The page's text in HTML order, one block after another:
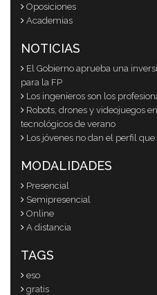
Oposiciones
Academias
NOTICIAS
El Gobierno aprueba una
para la FP
Los ingenieros son los
Robots, drones y videojuegos
tecnológicos de verano
Los jóvenes no dan el perfil
MODALIDADES
Presencial
Semipresencial
Online
A distancia
TAGS
eso
gratis